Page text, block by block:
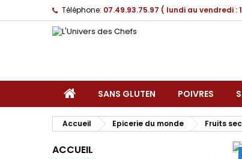
Téléphone: 07.49.93.75.97 ( lundi au vendredi :
SANS GLUTEN POIVRES
Accueil Epicerie du monde Fruits
ACCUEIL